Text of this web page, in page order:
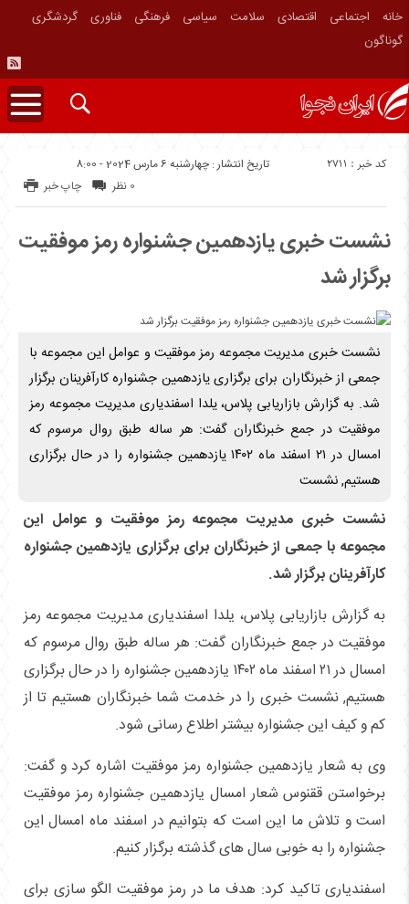
خانه اجتماعی اقتصادی سلامت سیاسی فرهنگی فناوری
گردشگری
گوناگون
تاریخ انتشار : چهارشنبه 6 مارس 2024 - 8:00 کد خبر : 2711
چاپ خبر 0 نظر
نشست خبری یازدهمین جشنواره رمز موفقیت
برگزار شد
نشست خبری مدیریت مجموعه رمز موفقیت و عوامل این مجموعه با
جمعی از خبرنگاران برای برگزاری یازدهمین جشنواره کارآفرینان برگزار
شد. به گزارش بازاریابی پلاس، یلدا اسفندیاری مدیریت مجموعه رمز
موفقیت در جمع خبرنگاران گفت: هر ساله طبق روال مرسوم که
امسال در ۲۱ اسفند ماه ۱۴۰۲ یازدهمین جشنواره را در حال برگزاری
هستیم, نشست
نشست خبری مدیریت مجموعه رمز موفقیت و عوامل این
مجموعه با جمعی از خبرنگاران برای برگزاری یازدهمین جشنواره
کارآفرینان برگزار شد.
به گزارش بازاریابی پلاس، یلدا اسفندیاری مدیریت مجموعه رمز
موفقیت در جمع خبرنگاران گفت: هر ساله طبق روال مرسوم که
امسال در ۲۱ اسفند ماه ۱۴۰۲ یازدهمین جشنواره را در حال برگزاری
هستیم, نشست خبری را در خدمت شما خبرنگاران هستیم تا از
کم و کیف این جشنواره بیشتر اطلاع رسانی شود.
وی به شعار یازدهمین جشنواره رمز موفقیت اشاره کرد و گفت:
برخواستن ققنوس شعار امسال یازدهمین جشنواره رمز موفقیت
است و تلاش ما این است که بتوانیم در اسفند ماه امسال این
جشنواره را به خوبی سال های گذشته برگزار کنیم.
اسفندیاری تاکید کرد: هدف ما در رمز موفقیت الگو سازی برای